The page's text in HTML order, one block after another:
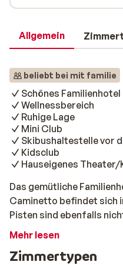
Allgemein
beliebt bei mit familie
Schönes Familienhotel
Wellnessbereich
Ruhige Lage
Mini Club
Skibushaltestelle vor
Kidsclub
Hauseigenes Theater/
Das gemütliche
Caminetto befindet sich
Pisten sind ebenfalls
hält vor der Türe des
schön eingerichtet. Nach
Mehr lesen
Zimmertypen